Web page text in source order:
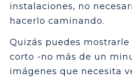
instalaciones, no
hacerlo caminando.
Quizás puedes
corto -no más de un
imágenes que necesita